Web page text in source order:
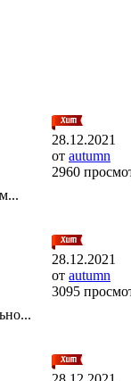
28.12.2021
от autumn
2960
28.12.2021
от autumn
3095